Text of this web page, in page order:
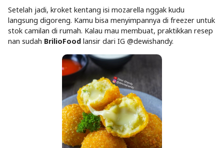
Setelah jadi, kroket kentang isi mozarella nggak kudu
langsung digoreng. Kamu bisa menyimpannya di freezer untuk
stok camilan di rumah. Kalau mau membuat, praktikkan resep
nan sudah BrilioFood lansir dari IG @dewishandy.